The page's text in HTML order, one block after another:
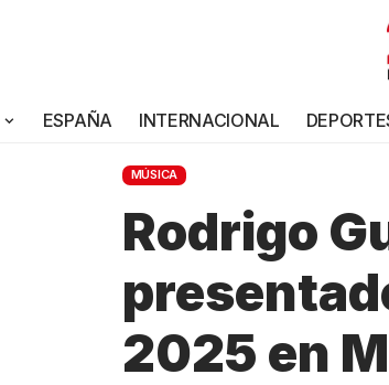
ESPAÑA INTERNACIONAL
MÚSICA
Rodrigo
2025 en